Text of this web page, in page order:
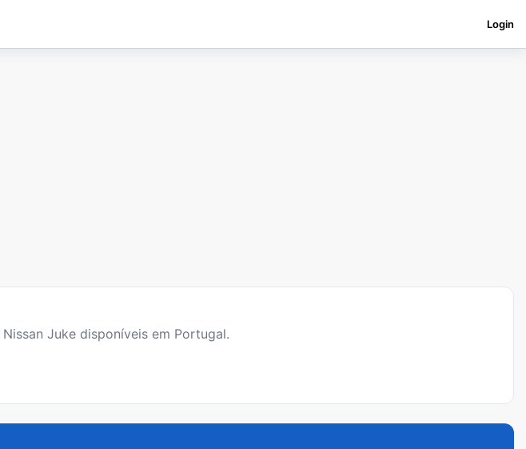
Login
Nissan Juke disponíveis em Portugal.